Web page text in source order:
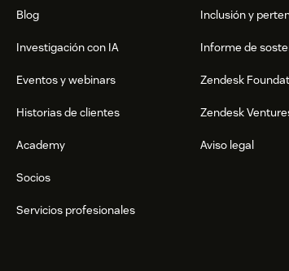
Blog
Investigación con IA
Eventos y webinars
Historias de clientes
Academy
Socios
Servicios profesionales
Inclusión y
Informe de
Zendesk
Zendesk
Aviso legal